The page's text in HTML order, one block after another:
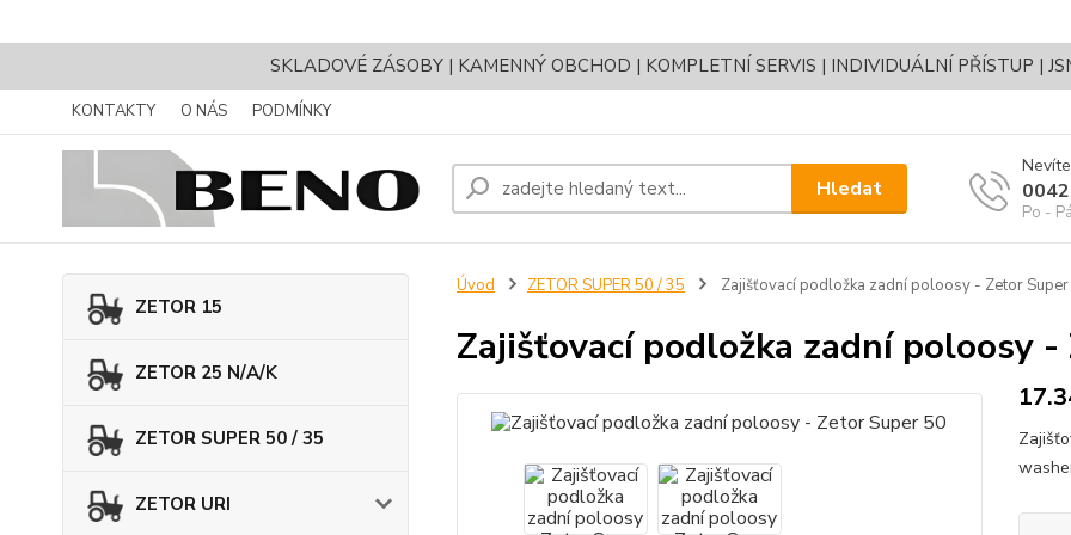
SKLADOVÉ ZÁSOBY | KAMENNÝ OBCHOD | KOMPLETNÍ SERVIS | INDIVIDUÁLNÍ PŘÍSTUP |
KONTAKTY O NÁS PODMÍNKY
Hledat
Po -
ZETOR 15
ZETOR 25 N/A/K
ZETOR SUPER 50 / 35
ZETOR URI
Úvod ZETOR SUPER 50 / 35 Zajišťovací podložka zadní poloosy - Zetor
Zajišťovací podložka zadní poloosy